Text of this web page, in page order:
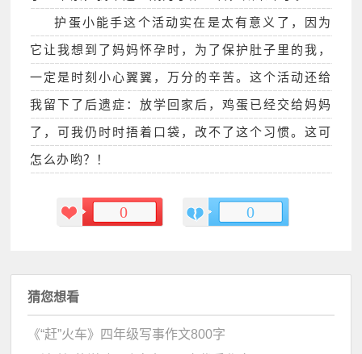
护蛋小能手这个活动实在是太有意义了，因为
它让我想到了妈妈怀孕时，为了保护肚子里的我，
一定是时刻小心翼翼，万分的辛苦。这个活动还给
我留下了后遗症：放学回家后，鸡蛋已经交给妈妈
了，可我仍时时捂着口袋，改不了这个习惯。这可
怎么办哟？！
0 0
猜您想看
《“赶”火车》四年级写事作文800字